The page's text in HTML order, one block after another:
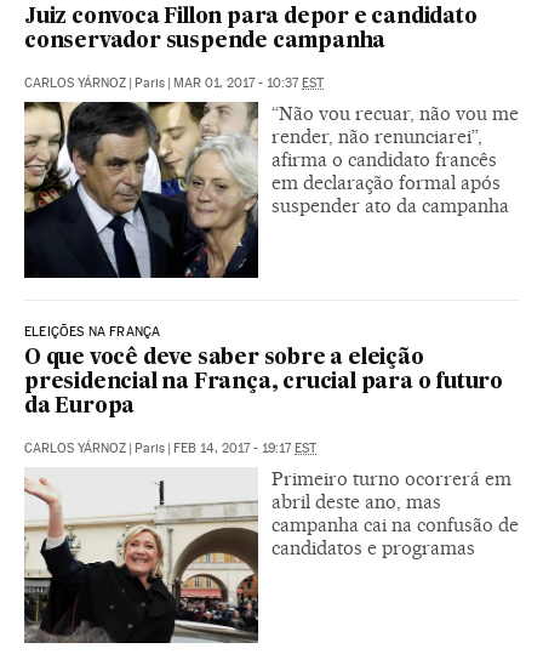
Juiz convoca Fillon para depor e candidato
conservador suspende campanha
CARLOS YÁRNOZ | Paris | MAR 01, 2017 - 10:37EST
“Não vou recuar, não vou me
render, não renunciarei”,
afirma o candidato francês
em declaração formal após
suspender ato da campanha
ELEIÇÕES NA FRANÇA
O que você deve saber sobre a eleição
presidencial na França, crucial para o futuro
da Europa
CARLOS YÁRNOZ | Paris | FEB 14, 2017 - 19:17EST
Primeiro turno ocorrerá em
abril deste ano, mas
campanha cai na confusão de
candidatos e programas